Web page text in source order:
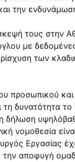
την
τους στην
με
των
προσωπικού
δυνατότητα
δήλωση
νομοθεσία
Εργασίας
αποφυγή